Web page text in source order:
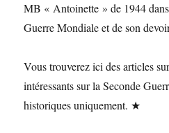
MB « Antoinette » de 1944
Guerre Mondiale et de son
Vous trouverez ici des articles
intéressants sur la Seconde
historiques uniquement. ★